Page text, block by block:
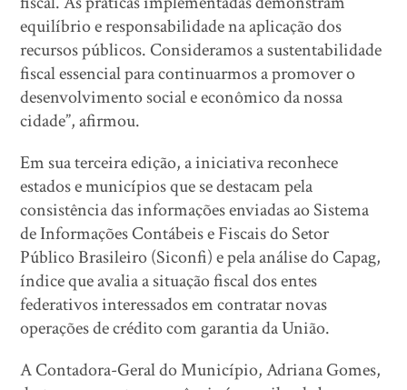
equilíbrio e responsabilidade na aplicação dos
recursos públicos. Consideramos a sustentabilidade
fiscal essencial para continuarmos a promover o
desenvolvimento social e econômico da nossa
cidade”, afirmou.
Em sua terceira edição, a iniciativa reconhece
estados e municípios que se destacam pela
consistência das informações enviadas ao Sistema
de Informações Contábeis e Fiscais do Setor
Público Brasileiro (Siconfi) e pela análise do Capag,
índice que avalia a situação fiscal dos entes
federativos interessados em contratar novas
operações de crédito com garantia da União.
A Contadora-Geral do Município, Adriana Gomes,